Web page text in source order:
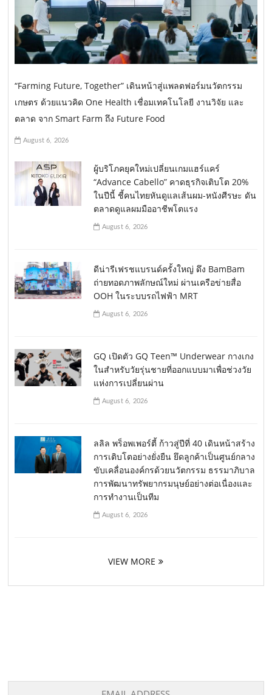
“Farming Future, Together” เดินหน้าสู่แพลตฟอร์มนวัตกรรม
เกษตร ด้วยแนวคิด One Health เชื่อมเทคโนโลยี งานวิจัย และ
ตลาด จาก Smart Farm ถึง Future Food
August 6, 2026
ผู้บริโภคยุคใหม่เปลี่ยนเกมแฮร์แคร์
“Advance Cabello” คาดธุรกิจเติบโต 20%
ในปีนี้ ชี้คนไทยหันดูแลเส้นผม-หนังศีรษะ ดัน
ตลาดดูแลผมมืออาชีพโตแรง
August 6, 2026
ดีน่ารีเฟรชแบรนด์ครั้งใหญ่ ดึง BamBam
ถ่ายทอดภาพลักษณ์ใหม่ ผ่านเครือข่ายสื่อ
OOH ในระบบรถไฟฟ้า MRT
August 6, 2026
GQ เปิดตัว GQ Teen™ Underwear กางเกง
ในสำหรับวัยรุ่นชายที่ออกแบบมาเพื่อช่วงวัย
แห่งการเปลี่ยนผ่าน
August 6, 2026
ลลิล พร็อพเพอร์ตี้ ก้าวสู่ปีที่ 40 เดินหน้าสร้าง
การเติบโตอย่างยั่งยืน ยึดลูกค้าเป็นศูนย์กลาง
ขับเคลื่อนองค์กรด้วยนวัตกรรม ธรรมาภิบาล
การพัฒนาทรัพยากรมนุษย์อย่างต่อเนื่องและ
การทำงานเป็นทีม
August 6, 2026
VIEW MORE